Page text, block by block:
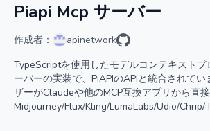
Piapi Mcp サーバー
作成者：
apinetwork
TypeScriptを使用したモデルコンテキストプ
ーバーの実装で、PiAPIのAPIと統合されてい
ザーがClaudeや他のMCP互換アプリから直接
Midjourney/Flux/Kling/LumaLabs/Udio/Chrip/